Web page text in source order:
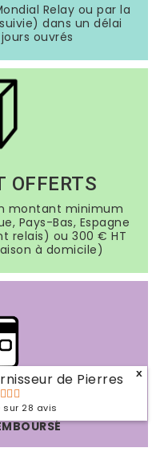
Relay ou par la
dans un délai
ouvrés
OFFERTS
montant minimum
Pays-Bas, Espagne
relais) ou 300 € HT
à domicile)
de Pierres
sur 28 avis
x